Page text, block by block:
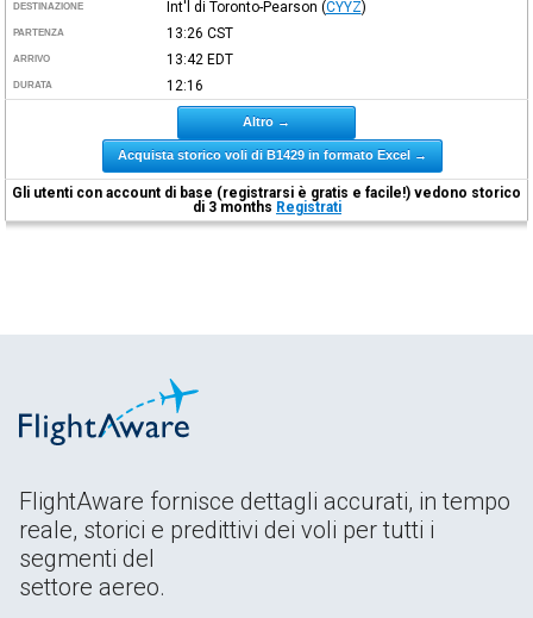
DESTINAZIONE Int'l di Toronto-Pearson (CYYZ)
PARTENZA 13:26 CST
ARRIVO 13:42 EDT
DURATA 12:16
Altro →
Acquista storico voli di B1429 in formato Excel →
Gli utenti con account di base (registrarsi è gratis e facile!) vedono storico
di 3 months Registrati
FlightAware fornisce dettagli accurati, in tempo
reale, storici e predittivi dei voli per tutti i
segmenti del
settore aereo.